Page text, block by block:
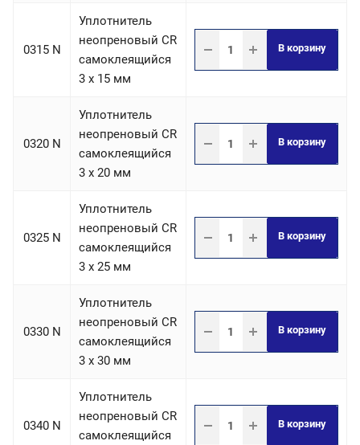
0315 N
Уплотнитель
неопреновый CR
самоклеящийся
3 х 15 мм
В корзину
0320 N
Уплотнитель
неопреновый CR
самоклеящийся
3 х 20 мм
В корзину
0325 N
Уплотнитель
неопреновый CR
самоклеящийся
3 х 25 мм
В корзину
0330 N
Уплотнитель
неопреновый CR
самоклеящийся
3 х 30 мм
В корзину
0340 N
Уплотнитель
неопреновый CR
самоклеящийся
В корзину